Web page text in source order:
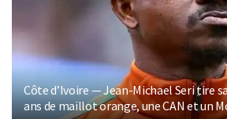
Côte d’Ivoire — Jean-Michael Seri tire
ans de maillot orange, une CAN et un